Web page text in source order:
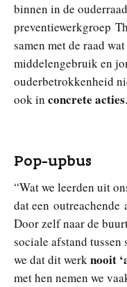
binnen in de
preventiewerkgroep
samen met de raad
middelengebruik en
ouderbetrokkenheid
ook in concrete acties
Pop-upbus
“Wat we leerden uit
dat een outreachende
Door zelf naar de
sociale afstand tussen
we dat dit werknooit
met hen nemen we